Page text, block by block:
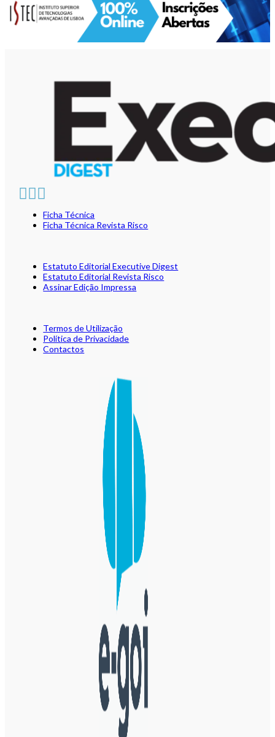
Ficha Técnica
Ficha Técnica Revista Risco
Estatuto Editorial Executive Digest
Estatuto Editorial Revista Risco
Assinar Edição Impressa
Termos de Utilização
Política de Privacidade
Contactos